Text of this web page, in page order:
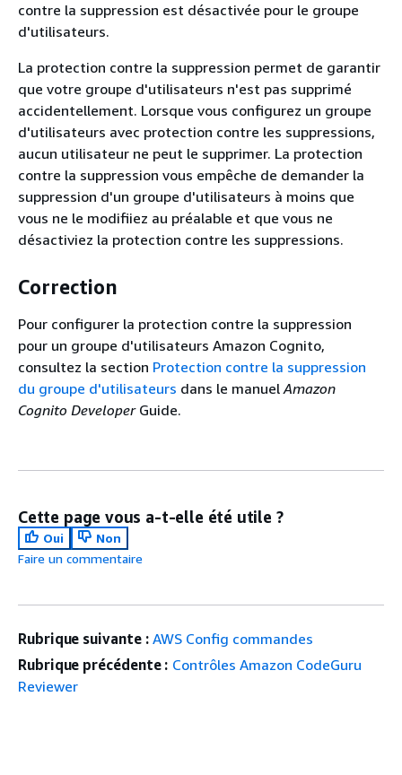
contre la suppression est désactivée pour le groupe
d'utilisateurs.
La protection contre la suppression permet de garantir
que votre groupe d'utilisateurs n'est pas supprimé
accidentellement. Lorsque vous configurez un groupe
d'utilisateurs avec protection contre les suppressions,
aucun utilisateur ne peut le supprimer. La protection
contre la suppression vous empêche de demander la
suppression d'un groupe d'utilisateurs à moins que
vous ne le modifiiez au préalable et que vous ne
désactiviez la protection contre les suppressions.
Correction
Pour configurer la protection contre la suppression
pour un groupe d'utilisateurs Amazon Cognito,
consultez la section Protection contre la suppression
du groupe d'utilisateurs dans le manuelAmazon
Cognito DeveloperGuide.
Cette page vous a-t-elle été utile ?
Oui
Non
Faire un commentaire
Rubrique suivante : AWS Config commandes
Rubrique précédente : Contrôles Amazon CodeGuru
Reviewer